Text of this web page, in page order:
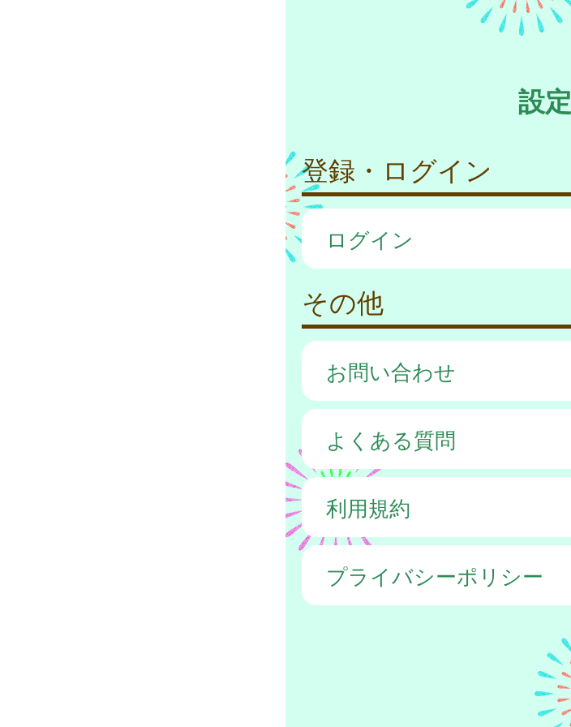
設定
登録・ログイン
ログイン
その他
お問い合わせ
よくある質問
利用規約
プライバシーポリシー